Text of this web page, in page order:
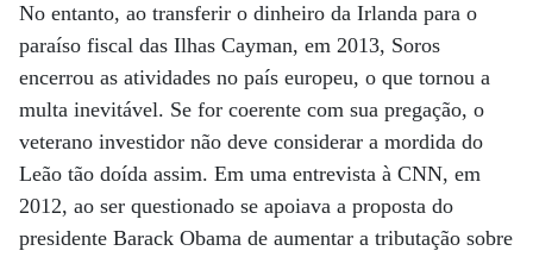
No entanto, ao transferir o dinheiro da Irlanda para o
paraíso fiscal das Ilhas Cayman, em 2013, Soros
encerrou as atividades no país europeu, o que tornou a
multa inevitável. Se for coerente com sua pregação, o
veterano investidor não deve considerar a mordida do
Leão tão doída assim. Em uma entrevista à CNN, em
2012, ao ser questionado se apoiava a proposta do
presidente Barack Obama de aumentar a tributação sobre